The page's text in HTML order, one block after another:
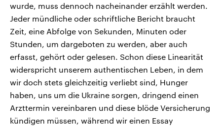
wurde, muss dennoch nacheinander erzählt werden.
Jeder mündliche oder schriftliche Bericht braucht
Zeit, eine Abfolge von Sekunden, Minuten oder
Stunden, um dargeboten zu werden, aber auch
erfasst, gehört oder gelesen. Schon diese Linearität
widerspricht unserem authentischen Leben, in dem
wir doch stets gleichzeitig verliebt sind, Hunger
haben, uns um die Ukraine sorgen, dringend einen
Arzttermin vereinbaren und diese blöde Versicherung
kündigen müssen, während wir einen Essay